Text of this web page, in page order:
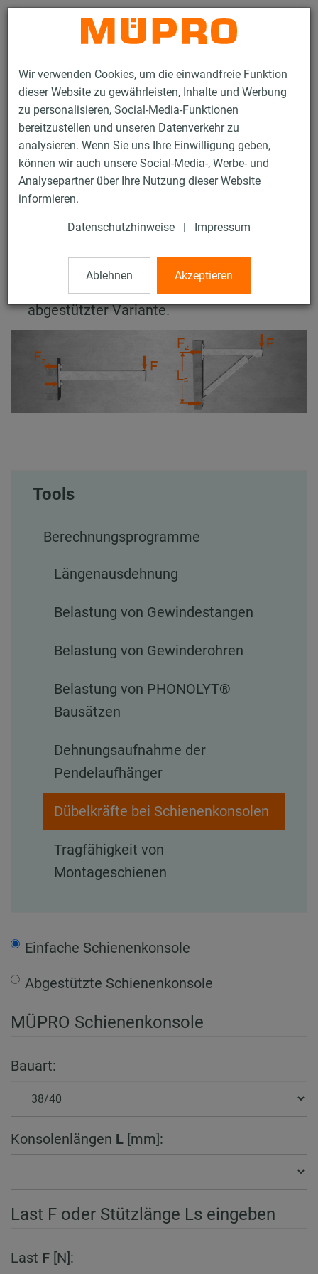
Wir verwenden Cookies, um die einwandfreie Funktion
dieser Website zu gewährleisten, Inhalte und Werbung
zu personalisieren, Social-Media-Funktionen
bereitzustellen und unseren Datenverkehr zu
analysieren. Wenn Sie uns Ihre Einwilligung geben,
können wir auch unsere Social-Media-, Werbe- und
Analysepartner über Ihre Nutzung dieser Website
informieren.
Datenschutzhinweise | Impressum
Ablehnen Akzeptieren
Kontakt
Services Planung & Konstruktion
Berechnungsprogramme
Dübelkräfte bei Schienenkonsolen
Schienenkonsolen
Schienenkonsolen in einfacher oder
abgestützter Variante.
Tools
Berechnungsprogramme
Längenausdehnung
Belastung von Gewindestangen
Belastung von Gewinderohren
Belastung von PHONOLYT®
Bausätzen
Dehnungsaufnahme der
Pendelaufhänger
Dübelkräfte bei Schienenkonsolen
Tragfähigkeit von
Montageschienen
Einfache Schienenkonsole
Abgestützte Schienenkonsole
MÜPRO Schienenkonsole
Bauart:
Konsolenlängen L [mm]:
Last F oder Stützlänge Ls eingeben
Last F [N]: